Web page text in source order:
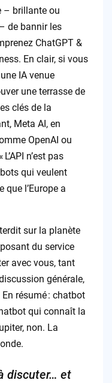
– brillante ou
de bannir les
ChatGPT &
En clair, si vous
IA venue
une terrasse de
clés de la
Meta AI, en
OpenAI ou
n’est pas
qui veulent
que l’Europe a
sur la planète
du service
avec vous, tant
générale,
résumé : chatbot
qui connaît la
non. La
discuter… et